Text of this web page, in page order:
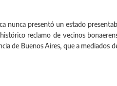
nunca presentó un estado
reclamo de vecinos
de Buenos Aires, que a mediados